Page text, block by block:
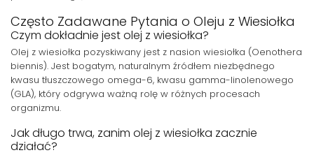
Często Zadawane Pytania o Oleju z Wiesiołka
Czym dokładnie jest olej z wiesiołka?
Olej z wiesiołka pozyskiwany jest z nasion wiesiołka (Oenothera
biennis). Jest bogatym, naturalnym źródłem niezbędnego
kwasu tłuszczowego omega-6, kwasu gamma-linolenowego
(GLA), który odgrywa ważną rolę w różnych procesach
organizmu.
Jak długo trwa, zanim olej z wiesiołka zacznie
działać?